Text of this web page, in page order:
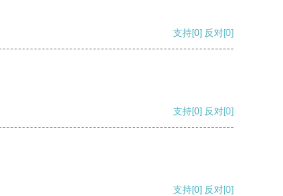
支持[0] 反对[0]
支持[0] 反对[0]
支持[0] 反对[0]